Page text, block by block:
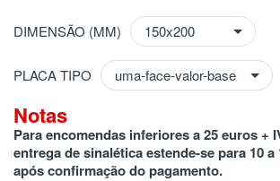
DIMENSÃO (MM)
PLACA TIPO
Notas
Para encomendas inferiores a 25 euros +
entrega de sinalética estende-se para 10
após confirmação do pagamento.